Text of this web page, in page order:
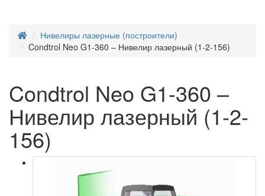
Нивелиры лазерные (построители)
Condtrol Neo G1-360 – Нивелир лазерный (1-2-156)
Condtrol Neo G1-360 –
Нивелир лазерный (1-2-
156)